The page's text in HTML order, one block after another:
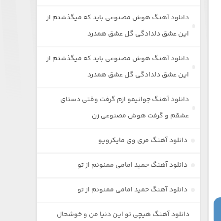
دانلود آهنگ هوش مصنوعی باید که میگذشتم از
این عشق دلدادگی گل عشق همدرد
دانلود آهنگ هوش مصنوعی باید که میگذشتم از
این عشق دلدادگی گل عشق همدرد
دانلود آهنگ جوانیمو ازم گرفت وقتی دستای
عشقم و گرفت هوش مصنوعی زن
دانلود آهنگ مری وی مایکرویو
دانلود آهنگ حمید امامی ممنونم از تو
دانلود آهنگ حمید امامی ممنونم از تو
دانلود آهنگ هیچی تو این دنیا من و خوشحال